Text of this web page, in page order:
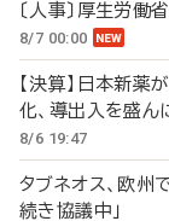
〔人事〕厚生労
8/7 00:00
【決算】日本新
化、導出入を盛ん
8/6 19:47
タブネオス、欧
続き協議中」